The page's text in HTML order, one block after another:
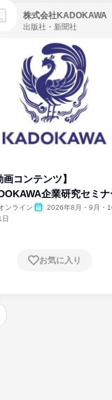
株式会社KADOKAWA
出版社・新聞社
画コンテンツ】
企業研究セミナ
ンライン
2026年8月・9月・
日
お気に入り